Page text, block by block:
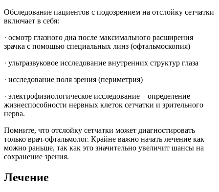
Обследование пациентов с подозрением на отслойку сетчатки
включает в себя:
· осмотр глазного дна после максимального расширения
зрачка с помощью специальных линз (офтальмоскопия)
· ультразвуковое исследование внутренних структур глаза
· исследование поля зрения (периметрия)
· электрофизиологическое исследование – определение
жизнеспособности нервных клеток сетчатки и зрительного
нерва.
Помните, что отслойку сетчатки может диагностировать
только врач-офтальмолог. Крайне важно начать лечение как
можно раньше, так как это значительно увеличит шансы на
сохранение зрения.
Лечение